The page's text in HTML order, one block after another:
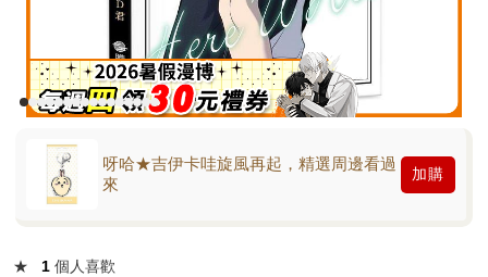
呀哈★吉伊卡哇旋風再起，精選周邊看過
來
加購
★ 1 個人喜歡